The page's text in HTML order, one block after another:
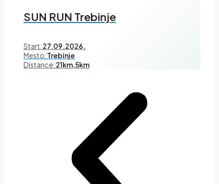
SUN RUN Trebinje
Start: 27.09.2026.
Mesto: Trebinje
Distance: 21km,5km